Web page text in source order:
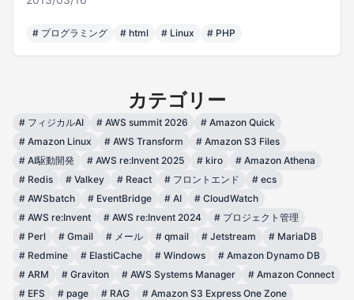
# プログラミング # html # Linux # PHP
カテゴリー
# フィジカルAI # AWS summit 2026 # Amazon Quick
# Amazon Linux # AWS Transform # Amazon S3 Files
# AI駆動開発 # AWS re:Invent 2025 # kiro # Amazon Athena
# Redis # Valkey # React # フロントエンド # ecs
# AWSbatch # EventBridge # AI # CloudWatch
# AWS re:Invent # AWS re:Invent 2024 # プロジェクト管理
# Perl # Gmail # メール # qmail # Jetstream # MariaDB
# Redmine # ElastiCache # Windows # Amazon Dynamo DB
# ARM # Graviton # AWS Systems Manager # Amazon Connect
# EFS # page # RAG # Amazon S3 Express One Zone